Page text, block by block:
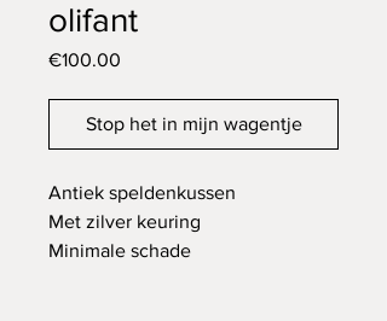
olifant
€100.00
Stop het in mijn wagentje
Antiek speldenkussen
Met zilver keuring
Minimale schade